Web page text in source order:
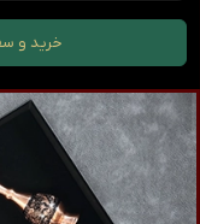
خرید و